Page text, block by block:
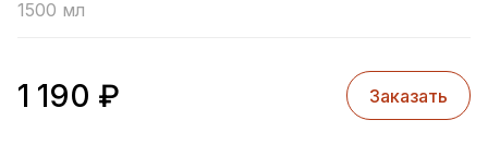
1500 мл
1 190 ₽ Заказать